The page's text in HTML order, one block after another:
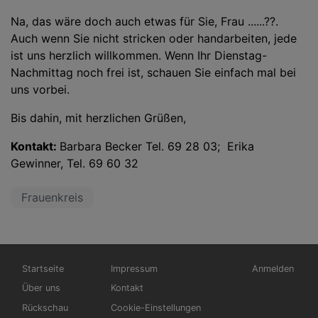
Na, das wäre doch auch etwas für Sie, Frau ......??.
Auch wenn Sie nicht stricken oder handarbeiten, jede
ist uns herzlich willkommen. Wenn Ihr Dienstag-
Nachmittag noch frei ist, schauen Sie einfach mal bei
uns vorbei.
Bis dahin, mit herzlichen Grüßen,
Kontakt: Barbara Becker Tel. 69 28 03; Erika
Gewinner, Tel. 69 60 32
Frauenkreis
Hauptnavigation
Startseite
Über uns
Rückschau
Fußbereichsmenü
Impressum
Kontakt
Cookie-Einstellungen
Anmelden